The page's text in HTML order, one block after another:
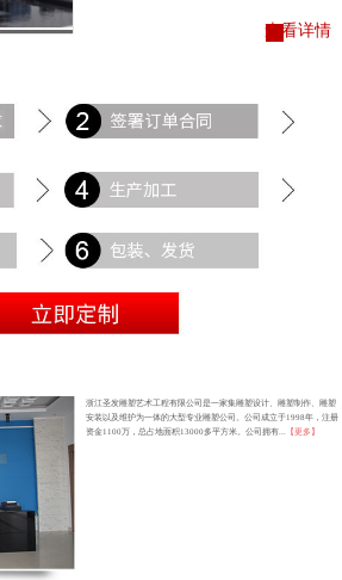
查看详情
浙江圣发雕塑艺术工程有限公司是一家集雕塑设计、雕塑制作、雕塑
安装以及维护为一体的大型专业雕塑公司。公司成立于1998年，注册
资金1100万，总占地面积13000多平方米。公司拥有...
【更多】